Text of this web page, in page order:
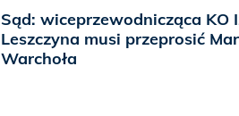
Sąd: wiceprzewodnicząca KO
Leszczyna musi przeprosić
Warchoła